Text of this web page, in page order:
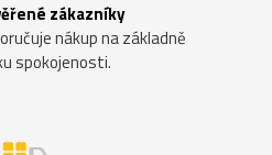
zákazníky
nákup na základně
spokojenosti.